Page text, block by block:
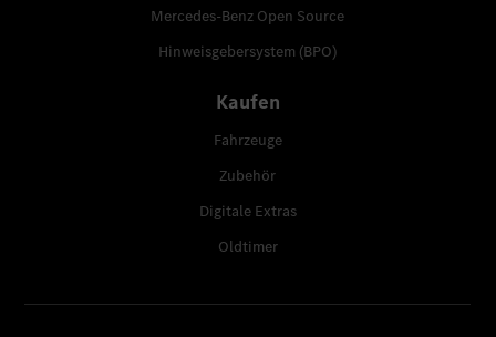
Mercedes-Benz Open Source
Hinweisgebersystem (BPO)
Kaufen
Fahrzeuge
Zubehör
Digitale Extras
Oldtimer